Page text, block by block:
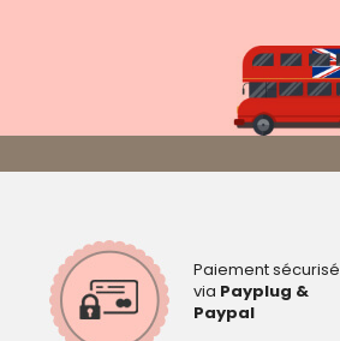
Paiement sécurisé
via Payplug &
Paypal